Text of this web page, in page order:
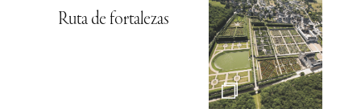
Ruta de fortalezas